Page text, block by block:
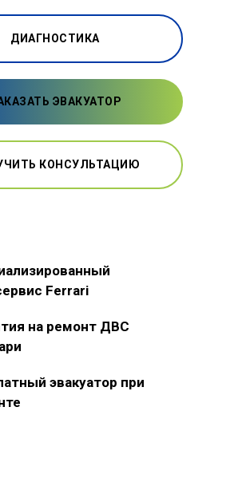
ДИАГНОСТИКА
ЭВАКУАТОР
КОНСУЛЬТАЦИЮ
Ferrari
на ремонт ДВС
эвакуатор при